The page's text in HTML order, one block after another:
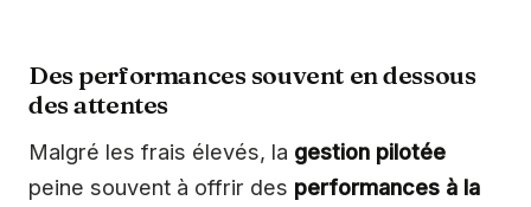
Des performances souvent en dessous
des attentes
Malgré les frais élevés, la gestion pilotée
peine souvent à offrir des performances à la